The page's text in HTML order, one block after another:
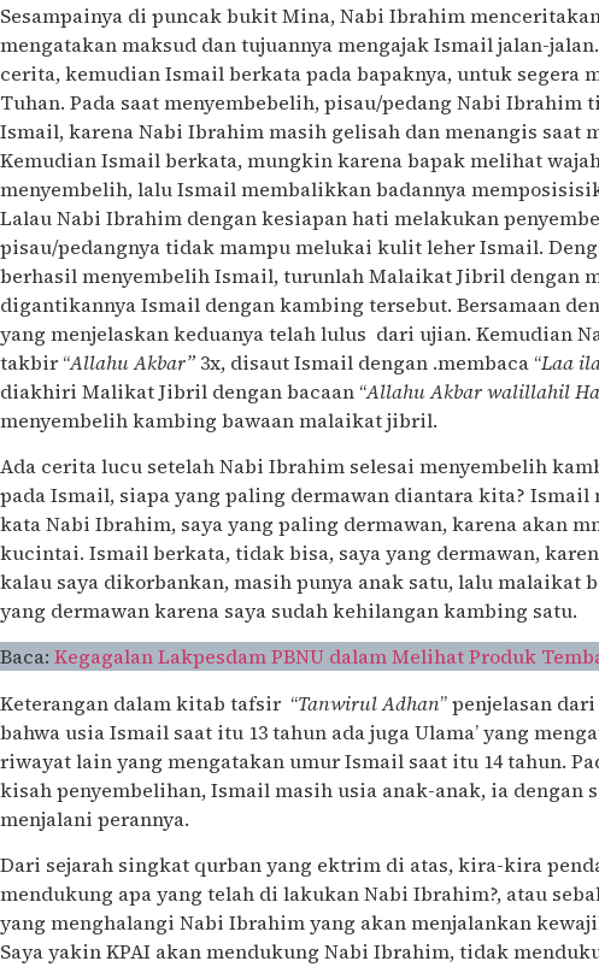
Sesampainya di puncak bukit Mina, Nabi Ibrahim
mengatakan maksud dan tujuannya mengajak Ismail jalan-
cerita, kemudian Ismail berkata pada bapaknya, untuk segera
Tuhan. Pada saat menyembebelih, pisau/pedang Nabi
Ismail, karena Nabi Ibrahim masih gelisah dan menangis saat
Kemudian Ismail berkata, mungkin karena bapak melihat
menyembelih, lalu Ismail membalikkan badannya
Lalau Nabi Ibrahim dengan kesiapan hati melakukan
pisau/pedangnya tidak mampu melukai kulit leher Ismail.
berhasil menyembelih Ismail, turunlah Malaikat Jibril dengan
digantikannya Ismail dengan kambing tersebut. Bersamaan
yang menjelaskan keduanya telah lulus dari ujian. Kemudian
takbir “Allahu Akbar” 3x, disaut Ismail dengan .membaca “Laa
diakhiri Malikat Jibril dengan bacaan “Allahu Akbar walillahil
menyembelih kambing bawaan malaikat jibril.
Ada cerita lucu setelah Nabi Ibrahim selesai menyembelih
pada Ismail, siapa yang paling dermawan diantara kita? Ismail
kata Nabi Ibrahim, saya yang paling dermawan, karena akan
kucintai. Ismail berkata, tidak bisa, saya yang dermawan,
kalau saya dikorbankan, masih punya anak satu, lalu malaikat
yang dermawan karena saya sudah kehilangan kambing satu.
Baca: Kegagalan Lakpesdam PBNU dalam Melihat Produk
Keterangan dalam kitab tafsir “Tanwirul Adhan” penjelasan
bahwa usia Ismail saat itu 13 tahun ada juga Ulama’ yang
riwayat lain yang mengatakan umur Ismail saat itu 14 tahun.
kisah penyembelihan, Ismail masih usia anak-anak, ia dengan
menjalani perannya.
Dari sejarah singkat qurban yang ektrim di atas, kira-kira
mendukung apa yang telah di lakukan Nabi Ibrahim?, atau
yang menghalangi Nabi Ibrahim yang akan menjalankan
Saya yakin KPAI akan mendukung Nabi Ibrahim, tidak